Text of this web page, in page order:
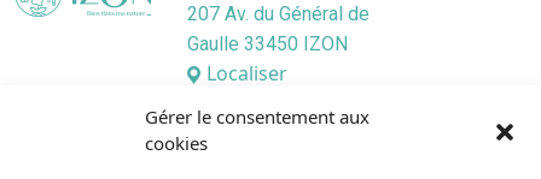
Gérer le consentement aux
cookies
207 Av. du Général de
Gaulle 33450 IZON
Localiser